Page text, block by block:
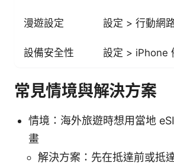
漫遊設定 設定 > 行動網
設備安全性 設定 > iPhone
常見情境與解決方案
情境：海外旅遊時想用當地
畫
解決方案：先在抵達前或抵